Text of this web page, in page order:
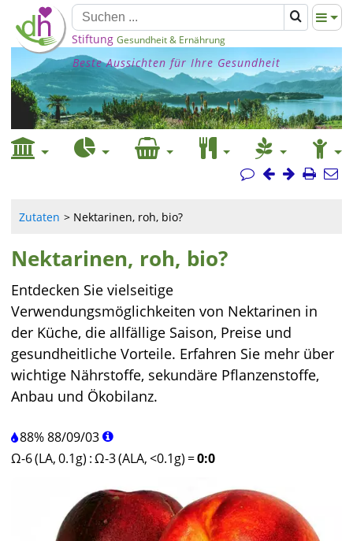
Stiftung Gesundheit & Ernährung
Beste Aussichten für Ihre Gesundheit
Zutaten Nektarinen, roh, bio?
Nektarinen, roh, bio?
Entdecken Sie vielseitige
Verwendungsmöglichkeiten von Nektarinen in
der Küche, die allfällige Saison, Preise und
gesundheitliche Vorteile. Erfahren Sie mehr über
wichtige Nährstoffe, sekundäre Pflanzenstoffe,
Anbau und Ökobilanz.
88%88/09/03
Ω-6 (LA, 0.1g) :Ω-3 (ALA, <0.1g) =0:0